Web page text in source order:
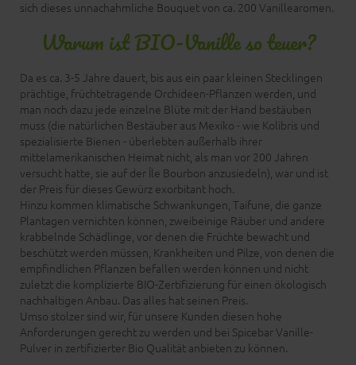
sich dieses unnachahmliche Bouquet von ca. 200 Vanillearomen.
Warum ist BIO-Vanille so teuer?
Da es ca. 3-5 Jahre dauert, bis aus ein paar kleinen Stecklingen
prächtige, früchtetragende Orchideen-Pflanzen werden, und
man noch dazu jede einzelne Blüte mit der Hand bestäuben
muss (die natürlichen Bestäuber aus Mexiko - wie Kolibris und
spezialisierte Bienen - überlebten außerhalb ihrer
mittelamerikanischen Heimat nicht, als man vor 200 Jahren
versucht hatte, sie auf der Île Bourbon anzusiedeln), war und ist
der Preis für dieses Gewürz exorbitant hoch.
Hinzu kommen klimatische Schwankungen, Taifune, die ganze
Plantagen vernichten können, zweibeinige Räuber und andere
krabbelnde Schädlinge, vor denen die Früchte bewacht und
beschützt werden müssen, Krankheiten und Pilze, von denen die
empfindlichen Pflanzen befallen werden können und nicht
zuletzt die komplizierte BIO-Zertifizierung für einen ökologisch
nachhaltigen Anbau. Das alles hat seinen Preis.
Umso stolzer sind wir, für unsere Kunden diesen hohe
Anforderungen gerecht zu werden und bei Spicebar Vanille-
Pulver in zertifizierter Bio Qualität anbieten zu können.